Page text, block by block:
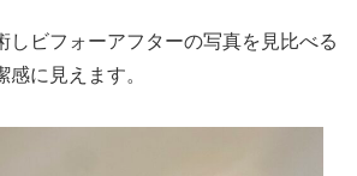
しビフォーアフターの写真を見比べる
感に見えます。